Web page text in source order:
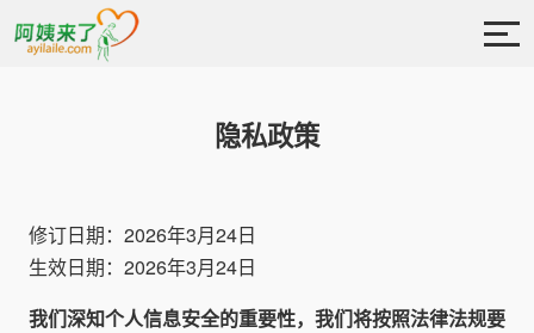
隐私政策
修订日期：2026年3月24日
生效日期：2026年3月24日
我们深知个人信息安全的重要性，我们将按照法律法规要